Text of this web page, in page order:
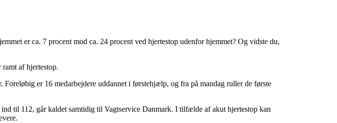
er ca. 7 procent mod ca. 24 procent ved hjertestop udenfor hjemmet? Og vidste du,
af hjertestop.
er 16 medarbejdere uddannet i førstehjælp, og fra på mandag ruller de første
til 112, går kaldet samtidig til Vagtservice Danmark. I tilfælde af akut hjertestop kan